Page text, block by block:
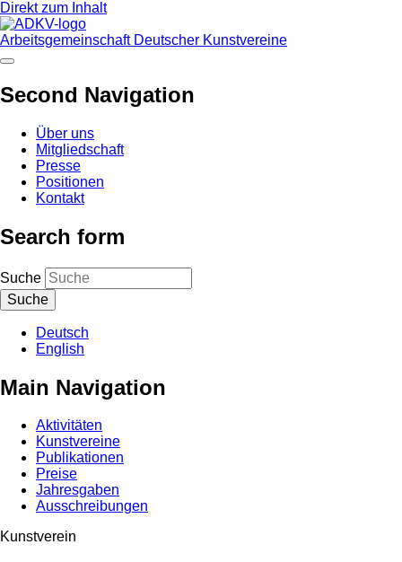
Direkt zum Inhalt
Arbeitsgemeinschaft Deutscher Kunstvereine
Second Navigation
Über uns
Mitgliedschaft
Presse
Positionen
Kontakt
Search form
Suche
Deutsch
English
Main Navigation
Aktivitäten
Kunstvereine
Publikationen
Preise
Jahresgaben
Ausschreibungen
Kunstverein